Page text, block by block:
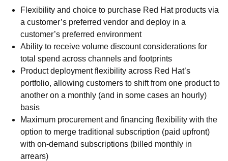
Flexibility and choice to purchase Red Hat products via
a customer’s preferred vendor and deploy in a
customer’s preferred environment
Ability to receive volume discount considerations for
total spend across channels and footprints
Product deployment flexibility across Red Hat’s
portfolio, allowing customers to shift from one product to
another on a monthly (and in some cases an hourly)
basis
Maximum procurement and financing flexibility with the
option to merge traditional subscription (paid upfront)
with on-demand subscriptions (billed monthly in
arrears)